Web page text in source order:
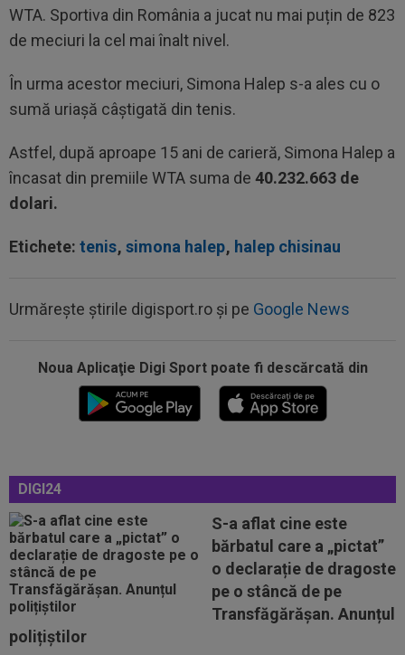
WTA. Sportiva din România a jucat nu mai puțin de 823
de meciuri la cel mai înalt nivel.
În urma acestor meciuri, Simona Halep s-a ales cu o
sumă uriașă câștigată din tenis.
Astfel, după aproape 15 ani de carieră, Simona Halep a
încasat din premiile WTA suma de 40.232.663 de
dolari.
Etichete: tenis, simona halep, halep chisinau
Urmărește știrile digisport.ro și pe Google News
Noua Aplicaţie Digi Sport poate fi descărcată din
DIGI24
S-a aflat cine este
bărbatul care a „pictat”
o declarație de dragoste
pe o stâncă de pe
Transfăgărășan. Anunțul
polițiștilor
OFICIAL
Franco Mastantuono a semnat cu
18:31 EXCLUSIV
Gigi Becali, ”în război” cu două
echipe din SuperLigă
18:23
Catalanii anunță: Manchester City și Barcelona,
acord total pentru Rodri!
18:20
(P) O nouă etapă a gazdelor? Cum arată Cotele
Superbet pentru etapa #4